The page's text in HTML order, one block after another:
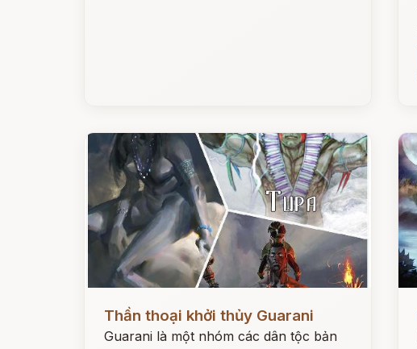
Đọc ngay
Thần thoại khởi thủy Guarani
Guarani là một nhóm các dân tộc bản